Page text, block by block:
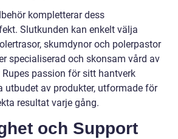
kompletterar dess
Slutkunden kan enkelt välja
skumdynor och polerpastor
specialiserad och skonsam vård av
passion för sitt hantverk
utbudet av produkter, utformade för
resultat varje gång.
och Support